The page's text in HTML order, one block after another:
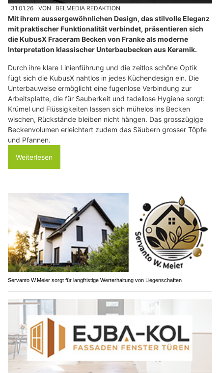
31.01.26 VON BELMEDIA REDAKTION
Mit ihrem aussergewöhnlichen Design, das stilvolle Eleganz
mit praktischer Funktionalität verbindet, präsentieren sich
die KubusX Fraceram Becken von Franke als moderne
Interpretation klassischer Unterbaubecken aus Keramik.
Durch ihre klare Linienführung und die zeitlos schöne Optik
fügt sich die KubusX nahtlos in jedes Küchendesign ein. Die
Unterbauweise ermöglicht eine fugenlose Verbindung zur
Arbeitsplatte, die für Sauberkeit und tadellose Hygiene sorgt:
Krümel und Flüssigkeiten lassen sich mühelos ins Becken
wischen, Rückstände bleiben nicht hängen. Das grosszügige
Beckenvolumen erleichtert zudem das Säubern grosser Töpfe
und Pfannen.
Weiterlesen
Servanto W.Meier sorgt für langfristige Werterhaltung von Liegenschaften